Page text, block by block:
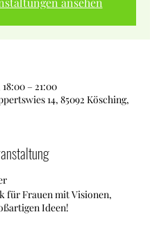
– 21:00
14, 85092 Kösching,
für Frauen mit Visionen,
Ideen!